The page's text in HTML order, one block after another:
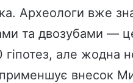
Археологи вже
та двозубами —
але жодна
внесок